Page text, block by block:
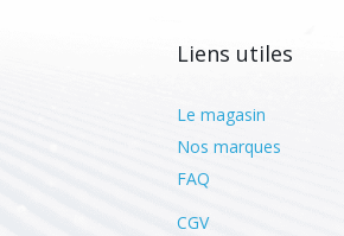
Liens utiles
Le magasin
Nos marques
FAQ
CGV